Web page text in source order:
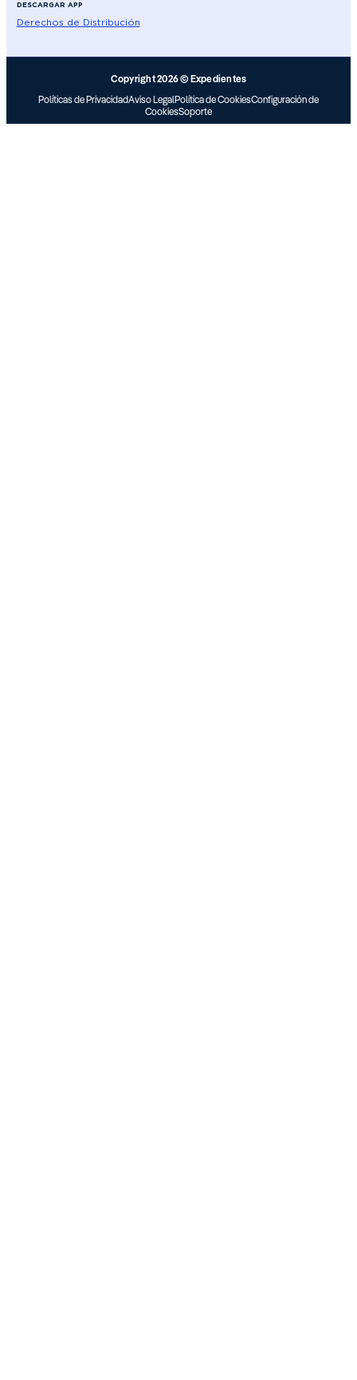
DESCARGAR APP
Derechos de Distribución
Copyright 2026 © Expedientes
Políticas de PrivacidadAviso LegalPolítica de CookiesConfiguración de
CookiesSoporte